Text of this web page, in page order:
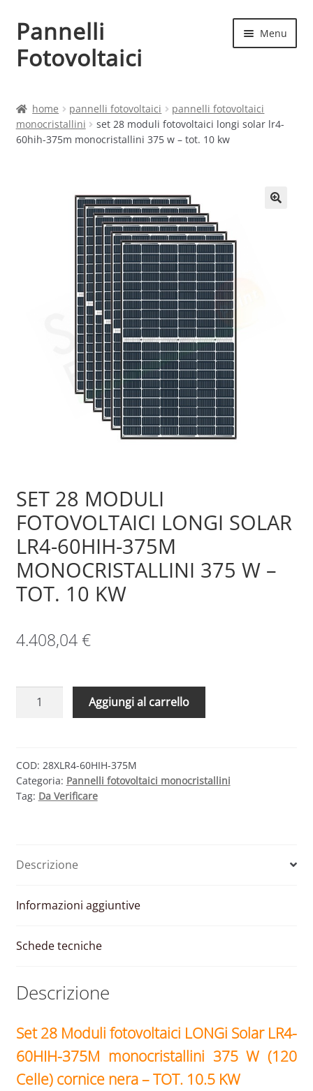
Vai
alla
navigazione
Vai
al
contenuto
Pannelli
Fotovoltaici
Menu
Cart
Sample Page
home pannelli fotovoltaici
pannelli fotovoltaici
monocristallini
set 28 moduli fotovoltaici longi solar lr4-
60hih-375m monocristallini 375 w – tot. 10 kw
SET 28 MODULI
FOTOVOLTAICI LONGI SOLAR
LR4-60HIH-375M
MONOCRISTALLINI 375 W –
TOT. 10 KW
4.408,04€
LONGI
SOLAR
LR4-
375
–
10
Aggiungi al carrello
COD: 28XLR4-60HIH-375M
Categoria: Pannelli fotovoltaici monocristallini
Tag: Da Verificare
Descrizione
Informazioni aggiuntive
Schede tecniche
Descrizione
Set 28 Moduli fotovoltaici LONGi Solar LR4-
60HIH-375M monocristallini 375 W (120
Celle) cornice nera – TOT. 10.5 KW